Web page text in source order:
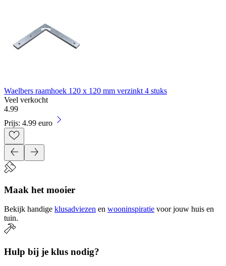
Waelbers raamhoek 120 x 120 mm verzinkt 4 stuks
Veel verkocht
4.99
Prijs: 4.99 euro
Maak het mooier
Bekijk handige klusadviezen en wooninspiratie voor jouw huis en
tuin.
Hulp bij je klus nodig?